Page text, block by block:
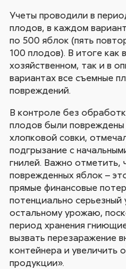
Учеты проводили в
плодов, в каждом
по 500 яблок (пять
100 плодов). В итоге как в
хозяйственном, так и в
вариантах все съемные
повреждений.
В контроле без
плодов были повреждены
хлопковой совки,
подгрызание с
гнилей. Важно отметить,
поврежденных яблок –
прямые финансовые
потенциально
остальному урожаю,
период хранения
вызвать перезаражение
контейнера и увеличить
продукции».